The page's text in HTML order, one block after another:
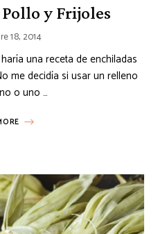
y Frijoles
18, 2014
una receta de enchiladas
me decidía si usar un relleno
o uno …